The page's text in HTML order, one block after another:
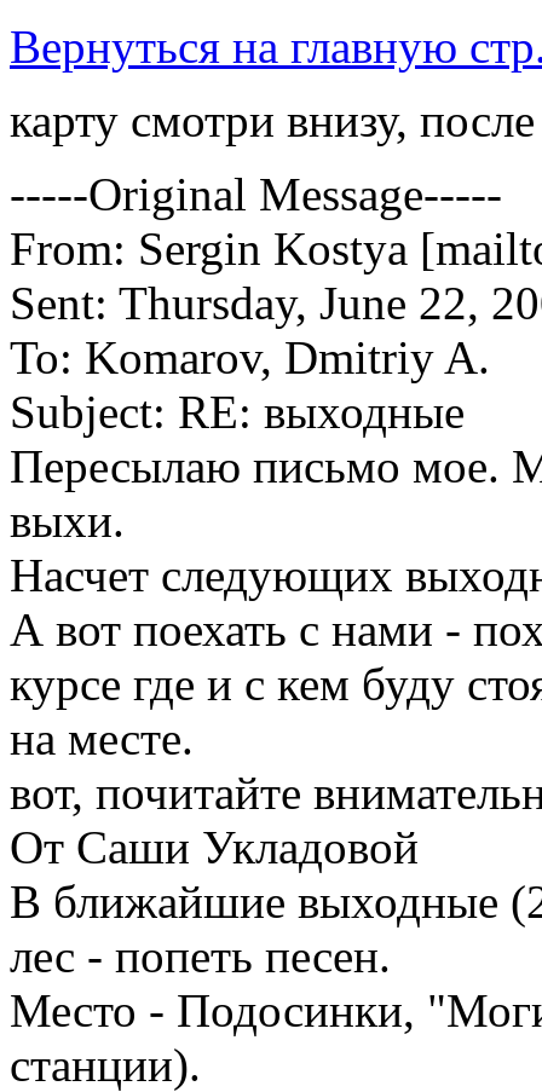
Вернуться на главную
карту смотри внизу, после
-----Original Message-----
From: Sergin Kostya
Sent: Thursday, June 22,
To: Komarov, Dmitriy A.
Subject: RE: выходные
Пересылаю письмо мое.
выхи.
Насчет следующих
А вот поехать с нами -
курсе где и с кем буду
на месте.
вот, почитайте
От Саши Укладовой
В ближайшие выходные
лес - попеть песен.
Место - Подосинки,
станции).